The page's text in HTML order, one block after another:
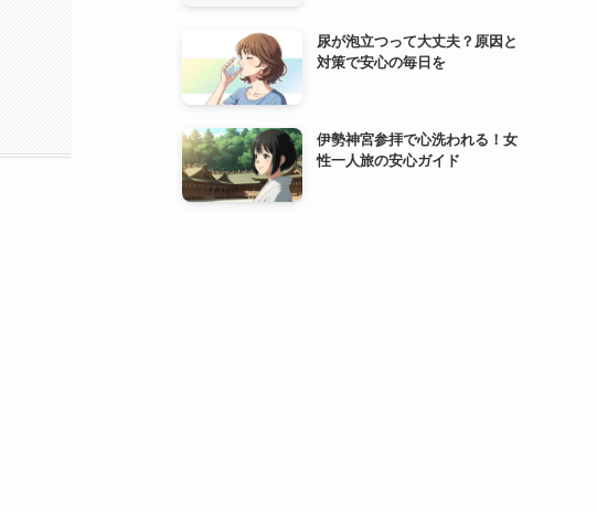
尿が泡立つって大丈夫？原因と
対策で安心の毎日を
伊勢神宮参拝で心洗われる！女
性一人旅の安心ガイド